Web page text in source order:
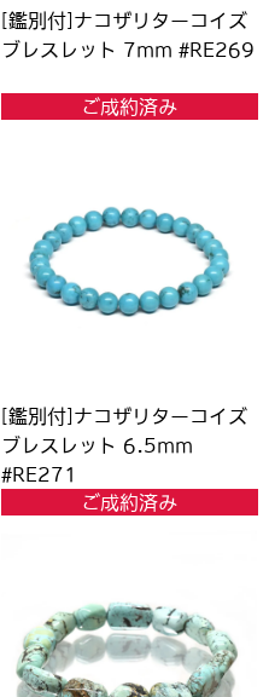
[鑑別付]ナコザリターコイズ
ブレスレット 7mm #RE269
ご成約済み
[鑑別付]ナコザリターコイズ
ブレスレット 6.5mm
#RE271
ご成約済み